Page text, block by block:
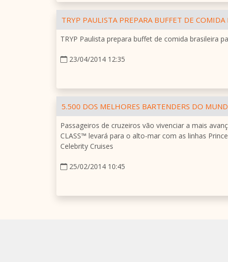
TRYP PAULISTA PREPARA BUFFET DE
TRYP Paulista prepara buffet de comida brasileira
23/04/2014 12:35
5.500 DOS MELHORES BARTENDERS DO
Passageiros de cruzeiros vão vivenciar a mais
CLASS™ levará para o alto-mar com as linhas
Celebrity Cruises
25/02/2014 10:45